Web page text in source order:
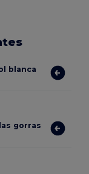
blanca
gorras